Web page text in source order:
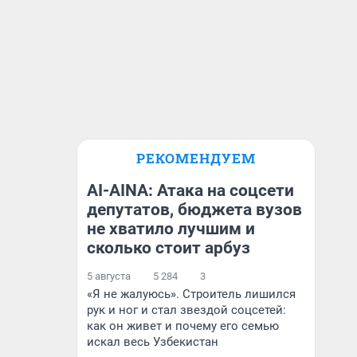
РЕКОМЕНДУЕМ
AI-AINA: Атака на соцсети
депутатов, бюджета вузов
не хватило лучшим и
сколько стоит арбуз
5 августа 5 284 3
«Я не жалуюсь». Строитель лишился
рук и ног и стал звездой соцсетей:
как он живет и почему его семью
искал весь Узбекистан